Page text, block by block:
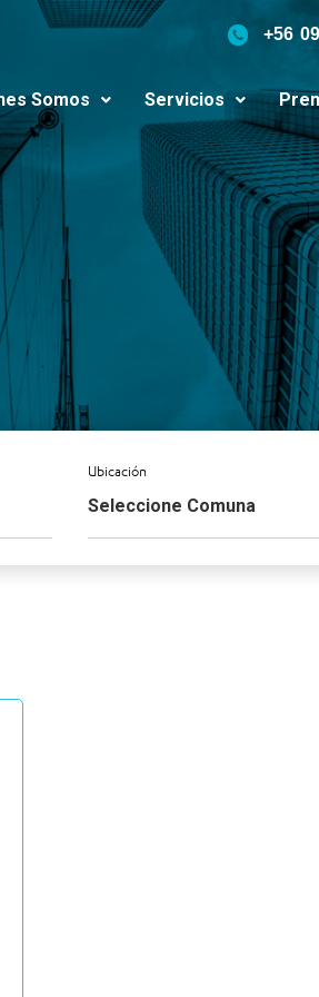
+56
Somos Servicios
Ubicación